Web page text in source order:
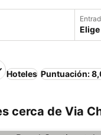
Hoteles Puntuación:
cerca de Via